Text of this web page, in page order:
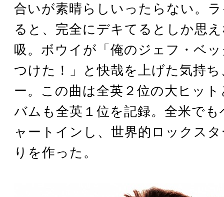
合いが素晴らしいったらない。
ると、完全にデキてるとしか思
吸。ボウイが「俺のジェフ・ベ
つけた！」と快哉を上げた気持
ー。この曲は全英２位の大ヒッ
バムも全英１位を記録。全米で
ャートインし、世界的ロックス
りを作った。